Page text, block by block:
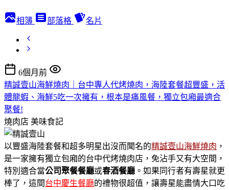
相簿 部落格 名片
6個月前
精誠壹山海鮮燒肉｜台中專人代烤燒肉，海陸套餐超豐盛，活
體龍蝦、海鮮5吃一次擁有，根本是痛風餐，獨立包廂最適合
聚餐!
燒肉店 美味食記
以豐盛海陸套餐和超多明星出沒而聞名的精誠壹山海鮮燒肉 ，
是一家擁有獨立包廂的台中代烤燒肉店，免沾手又有大空間，
特別適合當公司聚餐餐廳或春酒餐廳 。如果同行者有壽星就更
棒了，這間台中慶生餐廳的禮物很超值，讓壽星能盡情大口吃